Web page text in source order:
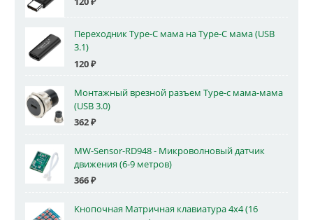
Переходник Type-C мама на Type-C мама (USB
3.1)
120₽
Монтажный врезной разъем Type-c мама-мама
(USB 3.0)
362₽
MW-Sensor-RD948 - Микроволновый датчик
движения (6-9 метров)
366₽
Кнопочная Матричная клавиатура 4x4 (16